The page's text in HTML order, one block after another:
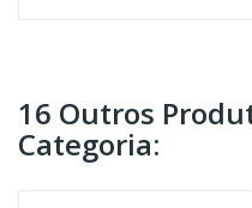
16 Outros
Categoria: